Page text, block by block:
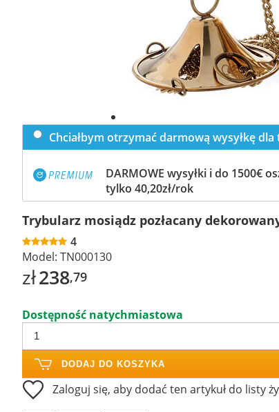
Chciałbym otrzymać darmową wysyłkę dla
DARMOWE wysyłki i do 1500€
tylko 40,20zł/rok
Trybularz mosiądz pozłacany
4
Model: TN000130
zł238,79
Dostępność natychmiastowa
DODAJ DO KOSZYKA
Zaloguj się, aby dodać ten artykuł do listy